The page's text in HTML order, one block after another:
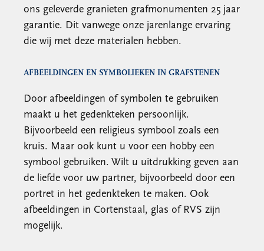
ons geleverde granieten grafmonumenten 25 jaar
garantie. Dit vanwege onze jarenlange ervaring
die wij met deze materialen hebben.
AFBEELDINGEN EN SYMBOLIEKEN IN GRAFSTENEN
Door afbeeldingen of symbolen te gebruiken
maakt u het gedenkteken persoonlijk.
Bijvoorbeeld een religieus symbool zoals een
kruis. Maar ook kunt u voor een hobby een
symbool gebruiken. Wilt u uitdrukking geven aan
de liefde voor uw partner, bijvoorbeeld door een
portret in het gedenkteken te maken. Ook
afbeeldingen in Cortenstaal, glas of RVS zijn
mogelijk.